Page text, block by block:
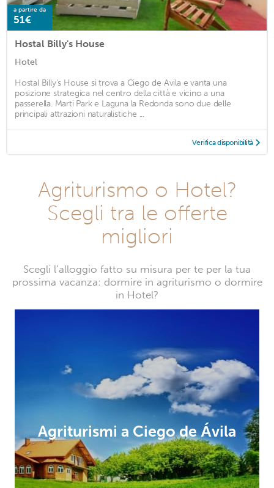
a partire da
51€
Hostal Billy's House
Hotel
Hostal Billy's House si trova a Ciego de Avila e vanta una
posizione strategica nel centro della città e vicino a una
passerella. Marti Park e Laguna la Redonda sono due delle
principali attrazioni naturalistiche ...
Verifica disponibilità
Agriturismo o Hotel?
Scegli tra le offerte
migliori
Scegli l’alloggio fatto su misura per te per la tua
prossima vacanza: dormire in agriturismo o dormire
in Hotel?
Agriturismi a Ciego de Ávila